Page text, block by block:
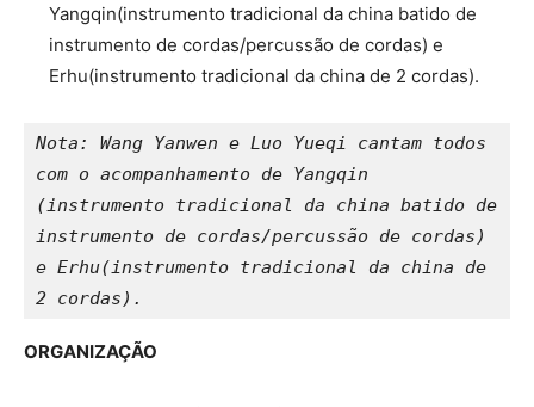
Yangqin(instrumento tradicional da china batido de
instrumento de cordas/percussão de cordas) e
Erhu(instrumento tradicional da china de 2 cordas).
Nota: Wang Yanwen e Luo Yueqi cantam todos
com o acompanhamento de Yangqin
(instrumento tradicional da china batido de
instrumento de cordas/percussão de cordas)
e Erhu(instrumento tradicional da china de
2 cordas).
ORGANIZAÇÃO